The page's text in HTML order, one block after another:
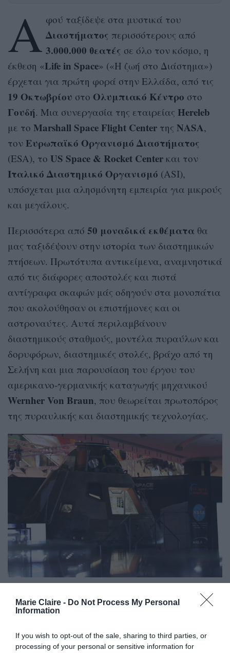
Marie Claire - Do Not Process My Personal
Information
If you wish to opt-out of the sale, sharing to third parties, or
processing of your personal or sensitive information for
Α φού ταξίδεψε στα μυστικά του
Διαστήματος περισσότερους από
3.000.000 θεατές σε όλο τον κόσμο, η
έκθεση «Life in Space» («Η ζωή στο Διάστημα»)
έρχεται για πρώτη φορά στην Ελλάδα, από τις
19 Οκτωβρίου στο Ολυμπιακό Κέντρο στο
Γουδή. Μια συνεργασία της εταιρείας Hereleb
με το Marshall Space Flight Center της NASA,
τον Ευρωπαϊκό Οργανισμό Διαστήματος
(ESA), το US Space & Rocket Center και τον
Ιταλικό Διαστημικό Οργανισμό (ASI),
υπόσχεται μια αλησμόνητη εμπειρία για μικρούς
και μεγάλους.
Περισσότερα από 50 μοναδικά εκθέματα θα
μας ταξιδέψουν στην ιστορία των διαστημικών
πτήσεων. Πρωτότυπα αντικείμενα, αναμνηστικά
από τις διάφορες αποστολές και πιστά
αντίγραφα σκαφών μάς οδηγούν στα μονοπάτια
που ακολούθησαν οι επιστήμονες και οι
αστροναύτες. Αυτά περιλαμβάνουν
διαστημικούς σταθμούς, μοντέλα πυραύλων και
δορυφόρων, διαστημικές στολές, βράχο από τη
Σελήνη και μια παρουσίαση του έργου του
αμερικανο-γερμανικής καταγωγής μηχανικού
Wernher Von Braun, που θεωρείται πρωτοπόρος
της πυραυλικής και διαστημικής τεχνολογίας.
Μέρος της έκθεσης είναι και τοSpace Camp
,
όπου οι επισκέπτες μπορούν να νιώσουν όπως οι
αστροναύτες στην εκπαίδευση τους, για
παράδειγμα να βιώσουν την απουσία βαρύτητας